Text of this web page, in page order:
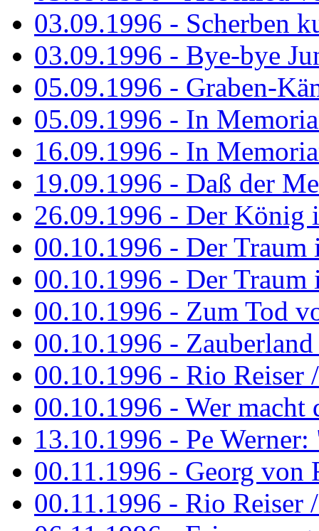
03.09.1996 - Scherben
03.09.1996 - Bye-bye
05.09.1996 - Graben-
05.09.1996 - In
16.09.1996 - In
19.09.1996 - Daß der
26.09.1996 - Der König
00.10.1996 - Der Traum
00.10.1996 - Der Traum
00.10.1996 - Zum Tod
00.10.1996 -
00.10.1996 - Rio Reiser
00.10.1996 - Wer macht
13.10.1996 - Pe
00.11.1996 - Georg von
00.11.1996 - Rio Reiser